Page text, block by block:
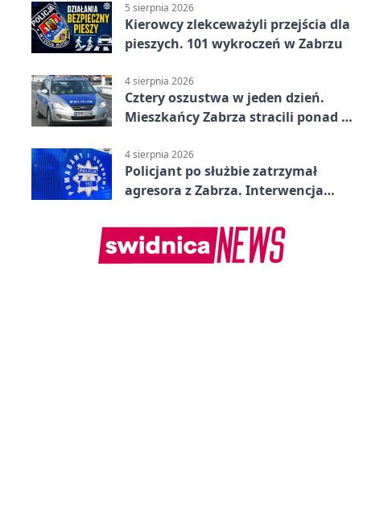
5 sierpnia 2026
Kierowcy zlekceważyli przejścia dla
pieszych. 101 wykroczeń w Zabrzu
4 sierpnia 2026
Cztery oszustwa w jeden dzień.
Mieszkańcy Zabrza stracili ponad 6
4 sierpnia 2026
Policjant po służbie zatrzymał
agresora z Zabrza. Interwencja